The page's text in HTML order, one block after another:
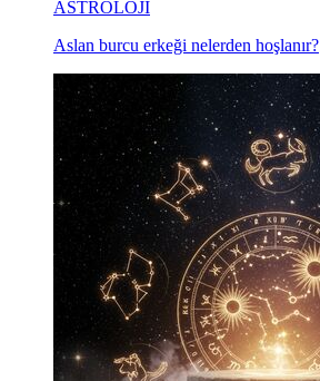
ASTROLOJİ
Aslan burcu erkeği nelerden hoşlanır?